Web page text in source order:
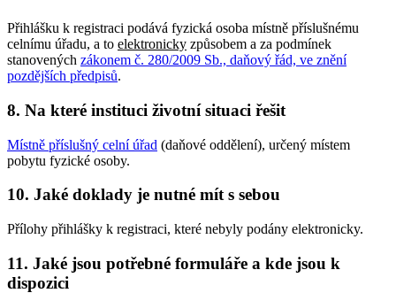
Přihlášku k registraci podává fyzická osoba místně příslušnému
celnímu úřadu, a to elektronicky způsobem a za podmínek
stanovených zákonem č. 280/2009 Sb., daňový řád, ve znění
pozdějších předpisů.
8. Na které instituci životní situaci řešit
Místně příslušný celní úřad (daňové oddělení), určený místem
pobytu fyzické osoby.
10. Jaké doklady je nutné mít s sebou
Přílohy přihlášky k registraci, které nebyly podány elektronicky.
11. Jaké jsou potřebné formuláře a kde jsou k
dispozici